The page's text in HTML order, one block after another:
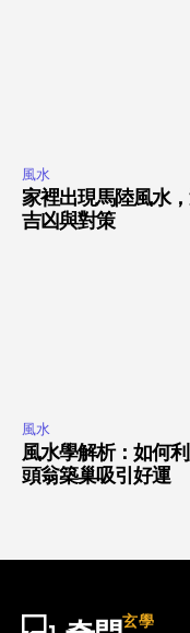
風水
家裡出現馬陸風水
吉凶與對策
風水
風水學解析：如何
頭翁築巢吸引好運
玄學